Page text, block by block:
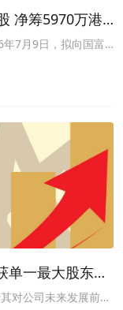
净筹5970万港
年7月9日，拟向国富
发及发行认购股份扩
，较认购协议日期
约为5970万港元，其
用于物理AI基座模
资金。
单一最大股东增
对公司未来发展前景